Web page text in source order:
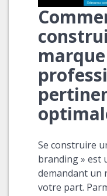
marque
Se construire
branding » est
demandant un
votre part.